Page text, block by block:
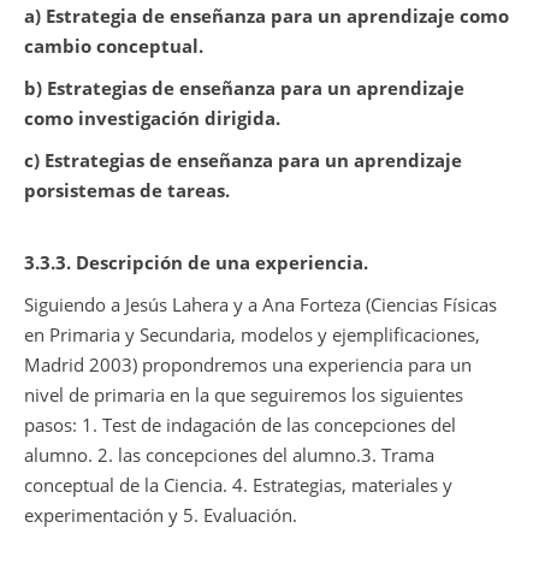
a) Estrategia de enseñanza para un aprendizaje como
cambio conceptual.
b) Estrategias de enseñanza para un aprendizaje
como investigación dirigida.
c) Estrategias de enseñanza para un aprendizaje
porsistemas de tareas.
3.3.3. Descripción de una experiencia.
Siguiendo a Jesús Lahera y a Ana Forteza (Ciencias Físicas
en Primaria y Secundaria, modelos y ejemplificaciones,
Madrid 2003) propondremos una experiencia para un
nivel de primaria en la que seguiremos los siguientes
pasos: 1. Test de indagación de las concepciones del
alumno. 2. las concepciones del alumno.3. Trama
conceptual de la Ciencia. 4. Estrategias, materiales y
experimentación y 5. Evaluación.